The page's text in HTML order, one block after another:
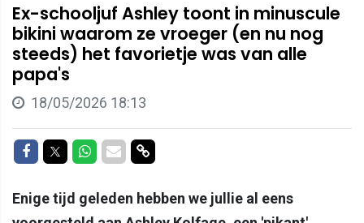
Ex-schooljuf Ashley toont in minuscule
bikini waarom ze vroeger (en nu nog
steeds) het favorietje was van alle
papa's
18/05/2026 18:13
Delen op Facebook
Delen op Twitter
Delen op Whatsapp
Delen via Mail
Delen via link
Enige tijd geleden hebben we jullie al eens